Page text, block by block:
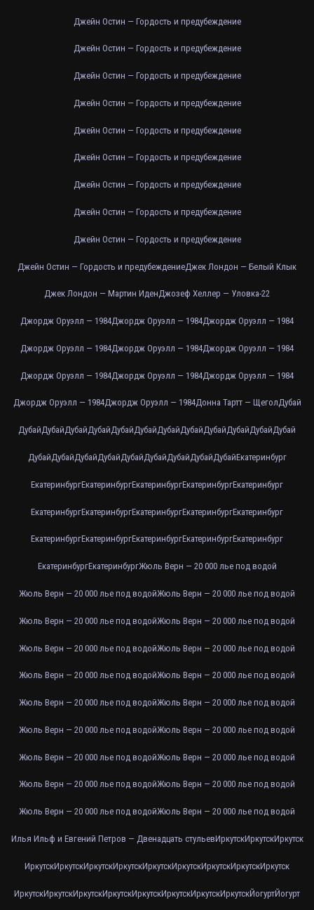
Джейн Остин — Гордость и предубеждение
Джейн Остин — Гордость и предубеждение
Джейн Остин — Гордость и предубеждение
Джейн Остин — Гордость и предубеждение
Джейн Остин — Гордость и предубеждение
Джейн Остин — Гордость и предубеждение
Джейн Остин — Гордость и предубеждение
Джейн Остин — Гордость и предубеждение
Джейн Остин — Гордость и предубеждение
Джейн Остин — Гордость и предубеждениеДжек Лондон — Белый Клык
Джек Лондон — Мартин ИденДжозеф Хеллер — Уловка-22
Джордж Оруэлл — 1984Джордж Оруэлл — 1984Джордж Оруэлл — 1984
Джордж Оруэлл — 1984Джордж Оруэлл — 1984Джордж Оруэлл — 1984
Джордж Оруэлл — 1984Джордж Оруэлл — 1984Джордж Оруэлл — 1984
Джордж Оруэлл — 1984Джордж Оруэлл — 1984Донна Тартт — ЩеголДубай
ДубайДубайДубайДубайДубайДубайДубайДубайДубайДубайДубайДубай
ДубайДубайДубайДубайДубайДубайДубайДубайДубайЕкатеринбург
ЕкатеринбургЕкатеринбургЕкатеринбургЕкатеринбургЕкатеринбург
ЕкатеринбургЕкатеринбургЕкатеринбургЕкатеринбургЕкатеринбург
ЕкатеринбургЕкатеринбургЕкатеринбургЕкатеринбургЕкатеринбург
ЕкатеринбургЕкатеринбургЖюль Верн — 20 000 лье под водой
Жюль Верн — 20 000 лье под водойЖюль Верн — 20 000 лье под водой
Жюль Верн — 20 000 лье под водойЖюль Верн — 20 000 лье под водой
Жюль Верн — 20 000 лье под водойЖюль Верн — 20 000 лье под водой
Жюль Верн — 20 000 лье под водойЖюль Верн — 20 000 лье под водой
Жюль Верн — 20 000 лье под водойЖюль Верн — 20 000 лье под водой
Жюль Верн — 20 000 лье под водойЖюль Верн — 20 000 лье под водой
Жюль Верн — 20 000 лье под водойЖюль Верн — 20 000 лье под водой
Жюль Верн — 20 000 лье под водойЖюль Верн — 20 000 лье под водой
Жюль Верн — 20 000 лье под водойЖюль Верн — 20 000 лье под водой
Илья Ильф и Евгений Петров — Двенадцать стульевИркутскИркутскИркутск
ИркутскИркутскИркутскИркутскИркутскИркутскИркутскИркутскИркутск
ИркутскИркутскИркутскИркутскИркутскИркутскИркутскИркутскЙогуртЙогурт